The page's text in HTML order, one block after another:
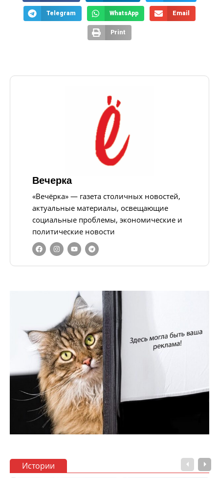
Telegram WhatsApp Email
Print
Вечерка
«Вечёрка» — газета столичных новостей,
актуальные материалы, освещающие
социальные проблемы, экономические и
политические новости
Истории